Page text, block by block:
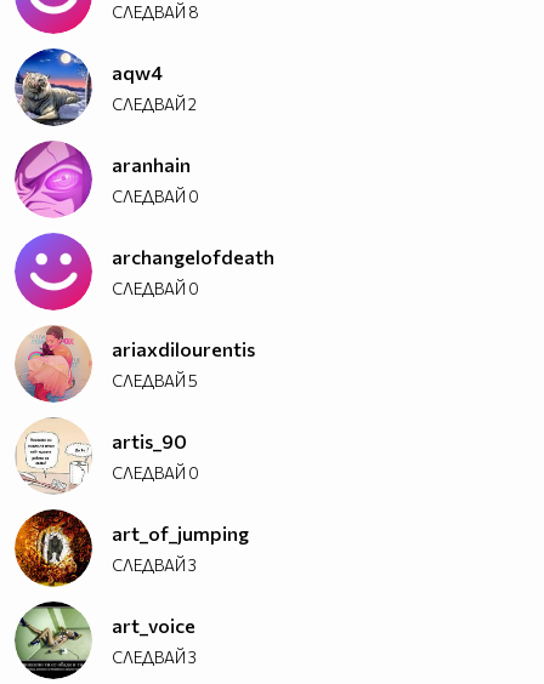
СЛЕДВАЙ 8
aqw4
СЛЕДВАЙ2
aranhain
СЛЕДВАЙ 0
archangelofdeath
СЛЕДВАЙ 0
ariaxdilourentis
СЛЕДВАЙ5
artis_90
СЛЕДВАЙ 0
art_of_jumping
СЛЕДВАЙ3
art_voice
СЛЕДВАЙ3